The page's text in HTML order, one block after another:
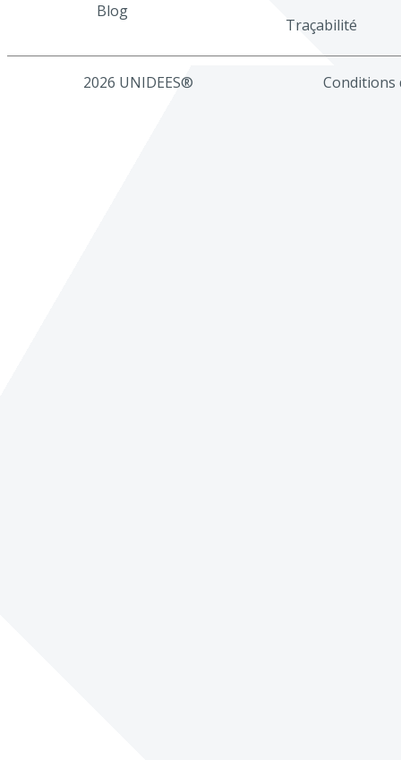
Blog
Traçabilité
2026 UNIDEES® Conditions